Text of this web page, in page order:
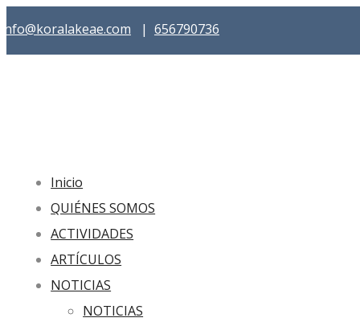
info@koralakeae.com | 656790736
Inicio
QUIÉNES SOMOS
ACTIVIDADES
ARTÍCULOS
NOTICIAS
NOTICIAS